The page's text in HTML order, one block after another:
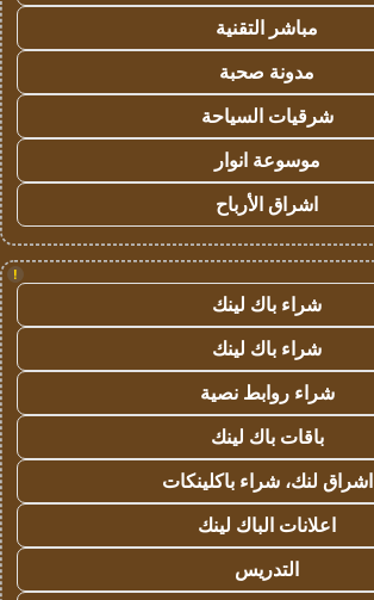
مباشر التقنية
مدونة صحبة
شرقيات السياحة
موسوعة انوار
اشراق الأرباح
!
شراء باك لينك
شراء باك لينك
شراء روابط نصية
باقات باك لينك
اشراق لنك، شراء باكلينكات
اعلانات الباك لينك
التدريس